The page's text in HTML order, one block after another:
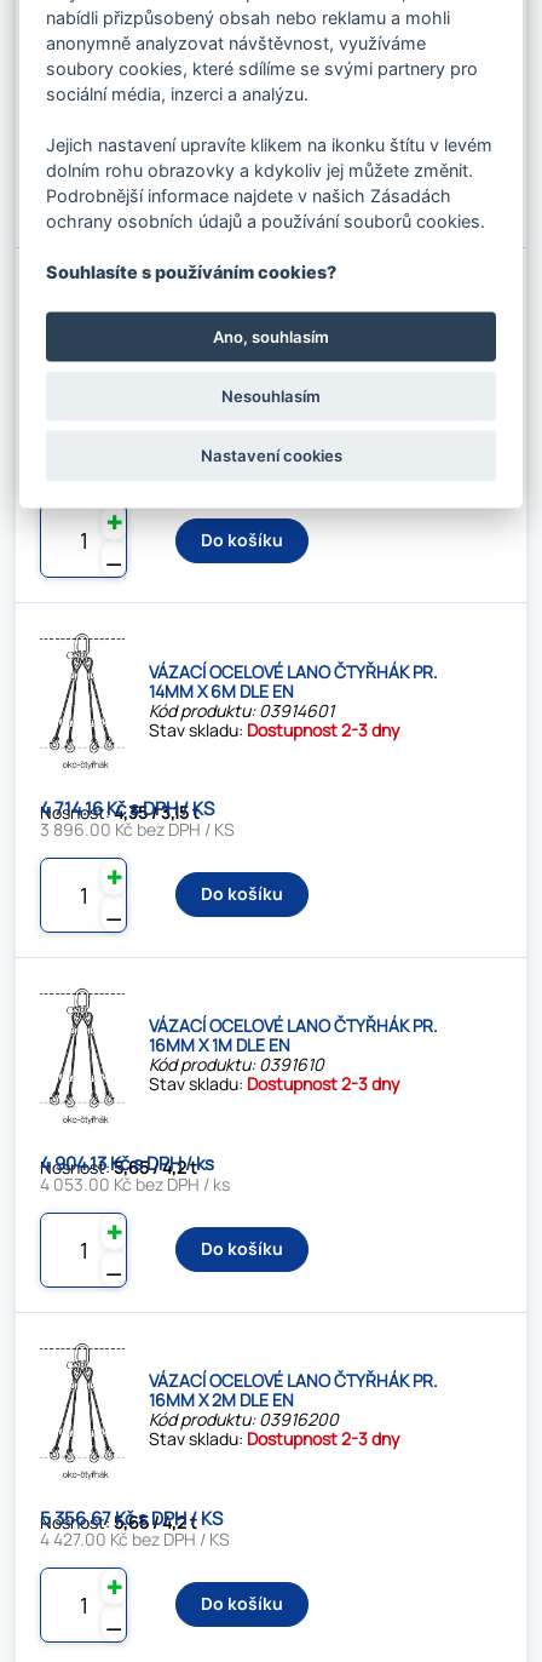
Stav skladu:Dostupnost 2-3 dny
Nosnost:4,35 / 3,15 t
4 127.31 Kč s DPH / KS
⚊
✚
Do košíku
VÁZACÍ OCELOVÉ LANO ČTYŘHÁK PR.
14MM X 5M DLE EN
4 421.34 Kč s DPH / KS
⚊
✚
Do košíku
VÁZACÍ OCELOVÉ LANO ČTYŘHÁK PR.
14MM X 6M DLE EN
Kód produktu: 03914601
Stav skladu: Dostupnost 2-3 dny
Nosnost:4,35 / 3,15 t
4 714.16 Kč s DPH / KS
3 896.00 Kč bez DPH / KS
⚊
✚
Do košíku
VÁZACÍ OCELOVÉ LANO ČTYŘHÁK PR.
16MM X 1M DLE EN
Kód produktu: 0391610
Stav skladu: Dostupnost 2-3 dny
Nosnost:5,65 / 4,2 t
4 904.13 Kč s DPH / ks
4 053.00 Kč bez DPH / ks
⚊
✚
Do košíku
VÁZACÍ OCELOVÉ LANO ČTYŘHÁK PR.
16MM X 2M DLE EN
Kód produktu: 03916200
Stav skladu: Dostupnost 2-3 dny
Nosnost:5,65 / 4,2 t
5 356.67 Kč s DPH / KS
4 427.00 Kč bez DPH / KS
⚊
✚
Do košíku
nabídli přizpůsobený obsah nebo reklamu a mohli
anonymně analyzovat návštěvnost, využíváme
soubory cookies, které sdílíme se svými partnery pro
sociální média, inzerci a analýzu.
Jejich nastavení upravíte klikem na ikonku štítu v levém
dolním rohu obrazovky a kdykoliv jej můžete změnit.
Podrobnější informace najdete v našich Zásadách
ochrany osobních údajů a používání souborů cookies.
Souhlasíte s používáním cookies?
Ano, souhlasím
Nesouhlasím
Nastavení cookies